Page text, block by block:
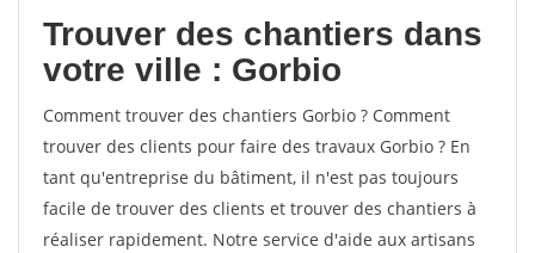
Trouver des chantiers dans
votre ville : Gorbio
Comment trouver des chantiers Gorbio ? Comment
trouver des clients pour faire des travaux Gorbio ? En
tant qu'entreprise du bâtiment, il n'est pas toujours
facile de trouver des clients et trouver des chantiers à
réaliser rapidement. Notre service d'aide aux artisans